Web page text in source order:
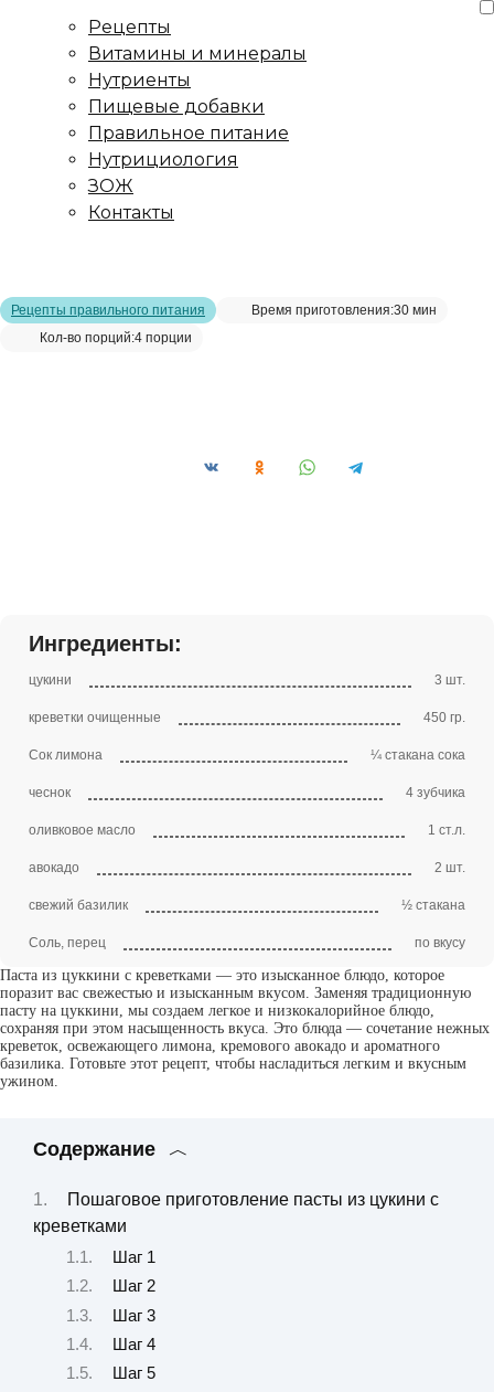
Рецепты
Витамины и минералы
Нутриенты
Пищевые добавки
Правильное питание
Нутрициология
ЗОЖ
Контакты
Рецепты правильного питания Время приготовления:30 мин
Кол-во порций:4 порции
Ингредиенты:
цукини 3 шт.
креветки очищенные 450 гр.
Сок лимона ¼ стакана сока
чеснок 4 зубчика
оливковое масло 1 ст.л.
авокадо 2 шт.
свежий базилик ½ стакана
Соль, перец по вкусу
Паста из цуккини с креветками — это изысканное блюдо, которое
поразит вас свежестью и изысканным вкусом. Заменяя традиционную
пасту на цуккини, мы создаем легкое и низкокалорийное блюдо,
сохраняя при этом насыщенность вкуса. Это блюда — сочетание нежных
креветок, освежающего лимона, кремового авокадо и ароматного
базилика. Готовьте этот рецепт, чтобы насладиться легким и вкусным
ужином.
Содержание
Пошаговое приготовление пасты из цукини с
креветками
Шаг 1
Шаг 2
Шаг 3
Шаг 4
Шаг 5